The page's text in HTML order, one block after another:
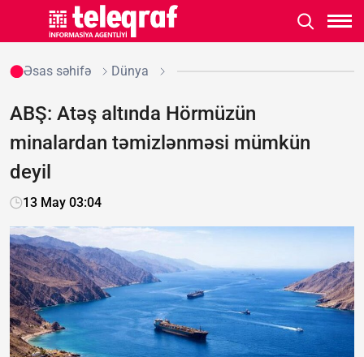
Əsas səhifə Dünya
ABŞ: Atəş altında Hörmüzün
minalardan təmizlənməsi mümkün
deyil
13 May 03:04